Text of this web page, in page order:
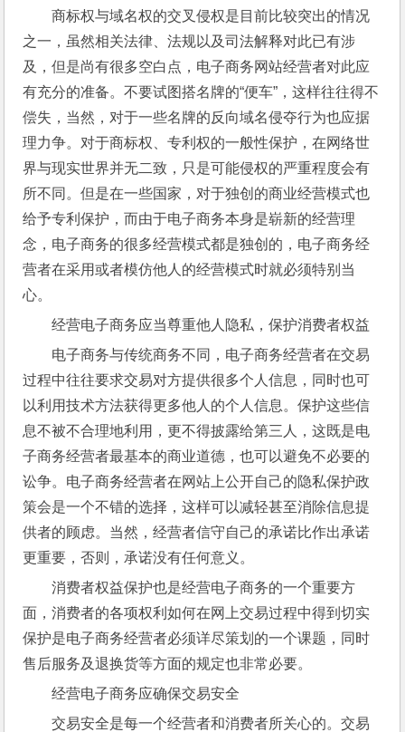
商标权与域名权的交叉侵权是目前比较突出的情况
之一，虽然相关法律、法规以及司法解释对此已有涉
及，但是尚有很多空白点，电子商务网站经营者对此应
有充分的准备。不要试图搭名牌的“便车”，这样往往得不
偿失，当然，对于一些名牌的反向域名侵夺行为也应据
理力争。对于商标权、专利权的一般性保护，在网络世
界与现实世界并无二致，只是可能侵权的严重程度会有
所不同。但是在一些国家，对于独创的商业经营模式也
给予专利保护，而由于电子商务本身是崭新的经营理
念，电子商务的很多经营模式都是独创的，电子商务经
营者在采用或者模仿他人的经营模式时就必须特别当
心。
经营电子商务应当尊重他人隐私，保护消费者权益
电子商务与传统商务不同，电子商务经营者在交易
过程中往往要求交易对方提供很多个人信息，同时也可
以利用技术方法获得更多他人的个人信息。保护这些信
息不被不合理地利用，更不得披露给第三人，这既是电
子商务经营者最基本的商业道德，也可以避免不必要的
讼争。电子商务经营者在网站上公开自己的隐私保护政
策会是一个不错的选择，这样可以减轻甚至消除信息提
供者的顾虑。当然，经营者信守自己的承诺比作出承诺
更重要，否则，承诺没有任何意义。
消费者权益保护也是经营电子商务的一个重要方
面，消费者的各项权利如何在网上交易过程中得到切实
保护是电子商务经营者必须详尽策划的一个课题，同时
售后服务及退换货等方面的规定也非常必要。
经营电子商务应确保交易安全
交易安全是每一个经营者和消费者所关心的。交易